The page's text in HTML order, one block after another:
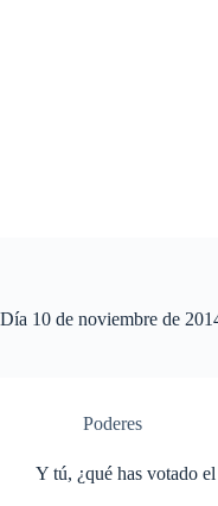
Día 10 de noviembre de
Poderes
Y tú, ¿qué has votado